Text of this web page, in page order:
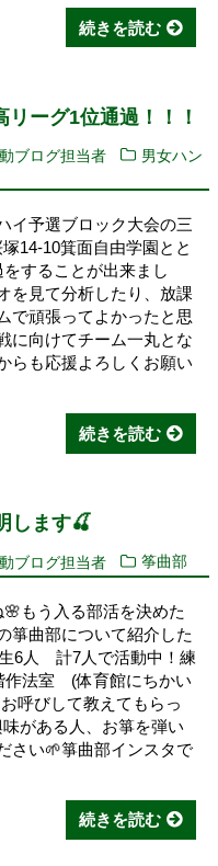
続きを読む
リーグ1位通過！！！
ブログ担当者
男女ハン
イ予選ブロック大会の三
14-10箕面自由学園とと
することが出来まし
を見て分析したり、放課
で頑張ってよかったと思
に向けてチーム一丸とな
らも応援よろしくお願い
続きを読む
します🍒
ブログ担当者 筝曲部
もう入る部活を決めた
箏曲部について紹介した
6人 計7人で活動中！練
作法室 (体育館にちかい
呼びして教えてもらっ
がある人、お箏を弾い
さい🌱箏曲部インスタで
続きを読む